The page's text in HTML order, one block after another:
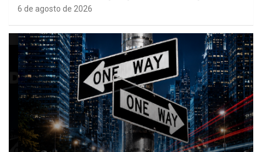
6 de agosto de 2026